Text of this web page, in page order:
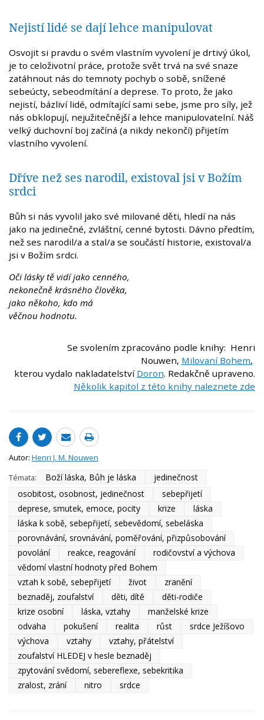
Nejistí lidé se dají lehce manipulovat
Osvojit si pravdu o svém vlastním vyvolení je drtivý úkol,
je to celoživotní práce, protože svět trvá na své snaze
zatáhnout nás do temnoty pochyb o sobě, snížené
sebeúcty, sebeodmítání a deprese. To proto, že jako
nejistí, bázliví lidé, odmítající sami sebe, jsme pro síly, jež
nás obklopují, nejužitečnější a lehce manipulovatelní. Náš
velký duchovní boj začíná (a nikdy nekončí) přijetím
vlastního vyvolení.
Dříve než ses narodil, existoval jsi v Božím
srdci
Bůh si nás vyvolil jako své milované děti, hledí na nás
jako na jedinečné, zvláštní, cenné bytosti. Dávno předtím,
než ses narodil/a a stal/a se součástí historie, existoval/a
jsi v Božím srdci.
Oči lásky tě vidí jako cenného,
nekonečně krásného člověka,
jako někoho, kdo má
věčnou hodnotu.
Se svolením zpracováno podle knihy: Henri
Nouwen, Milovaní Bohem,
kterou vydalo nakladatelství Doron. Redakčně upraveno.
Několik kapitol z této knihy naleznete zde
Autor: Henri J. M. Nouwen
Témata:
Boží láska, Bůh je láska
jedinečnost
osobitost, osobnost, jedinečnost
sebepřijetí
deprese, smutek, emoce, pocity
krize
láska
láska k sobě, sebepřijetí, sebevědomí, sebeláska
porovnávání, srovnávání, poměřování, přizpůsobování
povolání
reakce, reagování
rodičovství a výchova
vědomí vlastní hodnoty před Bohem
vztah k sobě, sebepřijetí
život
zranění
beznaděj, zoufalství
děti, dítě
děti-rodiče
krize osobní
láska, vztahy
manželské krize
odvaha
pokušení realita růst
srdce Ježíšovo
výchova
vztahy
vztahy, přátelství
zoufalství HLEDEJ v hesle beznaděj
zpytování svědomí, sebereflexe, sebekritika
zralost, zrání
nitro srdce